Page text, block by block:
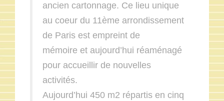
ancien cartonnage. Ce lieu unique
au coeur du 11ème arrondissement
de Paris est empreint de
mémoire et aujourd’hui réaménagé
pour accueillir de nouvelles
activités.
Aujourd’hui 450 m2 répartis en cinq